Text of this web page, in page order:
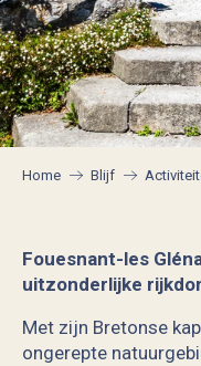
Home Blijf
Fouesnant-les
uitzonderlijke
Met zijn Bretonse
ongerepte